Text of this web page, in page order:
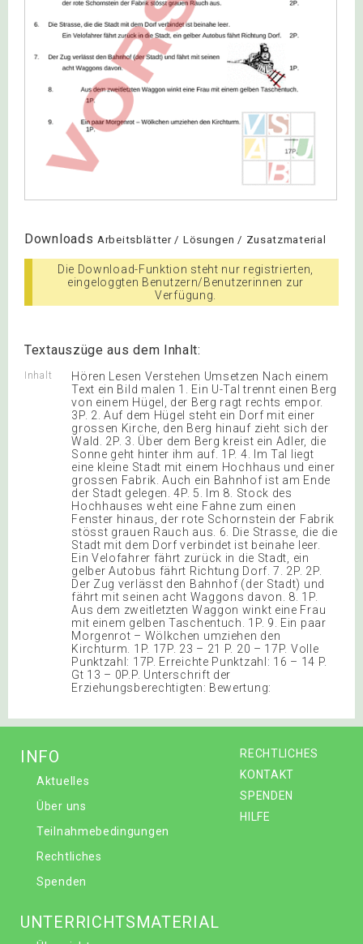
Downloads Arbeitsblätter / Lösungen / Zusatzmaterial
Die Download-Funktion steht nur registrierten,
eingeloggten Benutzern/Benutzerinnen zur
Verfügung.
Textauszüge aus dem Inhalt:
Inhalt
Hören Lesen Verstehen Umsetzen Nach einem
Text ein Bild malen 1. Ein U-Tal trennt einen Berg
von einem Hügel, der Berg ragt rechts empor.
3P. 2. Auf dem Hügel steht ein Dorf mit einer
grossen Kirche, den Berg hinauf zieht sich der
Wald. 2P. 3. Über dem Berg kreist ein Adler, die
Sonne geht hinter ihm auf. 1P. 4. Im Tal liegt
eine kleine Stadt mit einem Hochhaus und einer
grossen Fabrik. Auch ein Bahnhof ist am Ende
der Stadt gelegen. 4P. 5. Im 8. Stock des
Hochhauses weht eine Fahne zum einen
Fenster hinaus, der rote Schornstein der Fabrik
stösst grauen Rauch aus. 6. Die Strasse, die die
Stadt mit dem Dorf verbindet ist beinahe leer.
Ein Velofahrer fährt zurück in die Stadt, ein
gelber Autobus fährt Richtung Dorf. 7. 2P. 2P.
Der Zug verlässt den Bahnhof (der Stadt) und
fährt mit seinen acht Waggons davon. 8. 1P.
Aus dem zweitletzten Waggon winkt eine Frau
mit einem gelben Taschentuch. 1P. 9. Ein paar
Morgenrot – Wölkchen umziehen den
Kirchturm. 1P. 17P. 23 – 21 P. 20 – 17P. Volle
Punktzahl: 17P. Erreichte Punktzahl: 16 – 14 P.
Gt 13 – 0P.P. Unterschrift der
Erziehungsberechtigten: Bewertung:
RECHTLICHES
KONTAKT
SPENDEN
HILFE
INFO
Aktuelles
Über uns
Teilnahmebedingungen
Rechtliches
Spenden
UNTERRICHTSMATERIAL